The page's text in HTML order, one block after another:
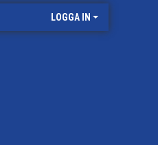
LOGGA IN